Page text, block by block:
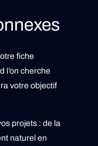
fiche
l’on cherche
votre objectif
projets : de la
naturel en